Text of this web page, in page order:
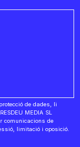
de dades, li
MEDIA SL
comunicacions de
limitació i oposició.